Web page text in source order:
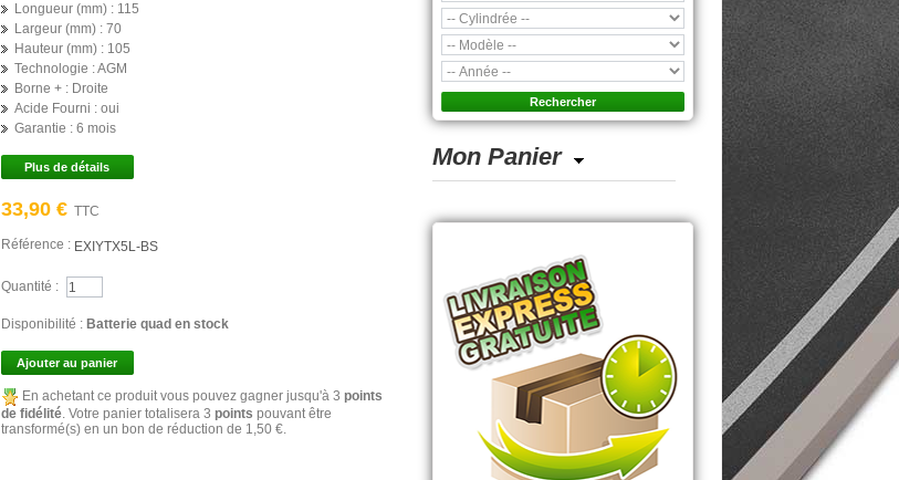
Longueur (mm) :115
Largeur (mm) :70
Hauteur (mm) :105
Technologie :AGM
Borne + : Droite
Acide Fourni :oui
Garantie :6 mois
Plus de détails
33,90 € TTC
Référence : EXIYTX5L-BS
Quantité :
Disponibilité : Batterie quad en stock
Ajouter au panier
En achetant ce produit vous pouvez gagner jusqu'à 3 points
de fidélité. Votre panier totalisera 3 points pouvant être
transformé(s) en un bon de réduction de 1,50 €.
Mon Panier